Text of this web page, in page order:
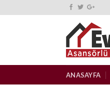
ANASAYFA